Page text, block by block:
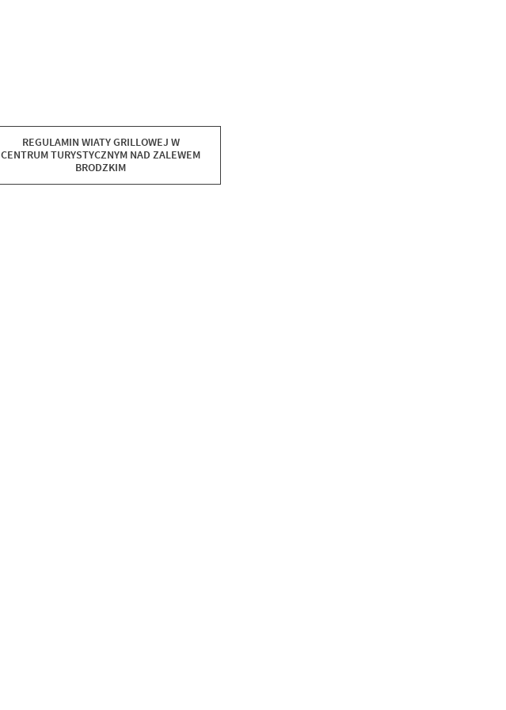
REGULAMIN WIATY GRILLOWEJ W
CENTRUM TURYSTYCZNYM NAD ZALEWEM
BRODZKIM